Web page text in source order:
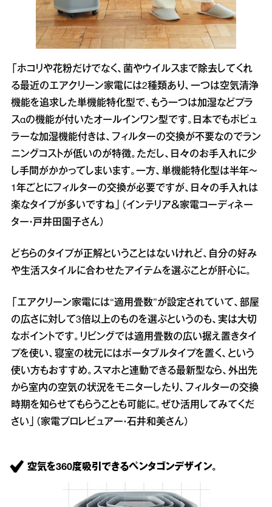
「ホコリや花粉だけでなく、菌やウイルスまで除去してくれ
る最近のエアクリーン家電には2種類あり、一つは空気清浄
機能を追求した単機能特化型で、もう一つは加湿などプラ
スαの機能が付いたオールインワン型です。日本でもポピュ
ラーな加湿機能付きは、フィルターの交換が不要なのでラン
ニングコストが低いのが特徴。ただし、日々のお手入れに少
し手間がかかってしまいます。一方、単機能特化型は半年～
1年ごとにフィルターの交換が必要ですが、日々の手入れは
楽なタイプが多いですね」（インテリア＆家電コーディネー
ター・戸井田園子さん）
どちらのタイプが正解ということはないけれど、自分の好み
や生活スタイルに合わせたアイテムを選ぶことが肝心に。
「エアクリーン家電には“適用畳数”が設定されていて、部屋
の広さに対して3倍以上のものを選ぶというのも、実は大切
なポイントです。リビングでは適用畳数の広い据え置きタイ
プを使い、寝室の枕元にはポータブルタイプを置く、という
使い方もおすすめ。スマホと連動できる最新型なら、外出先
から室内の空気の状況をモニターしたり、フィルターの交換
時期を知らせてもらうことも可能に。ぜひ活用してみてくだ
さい」（家電プロレビュアー・石井和美さん）
空気を360度吸引できるペンタゴンデザイン。